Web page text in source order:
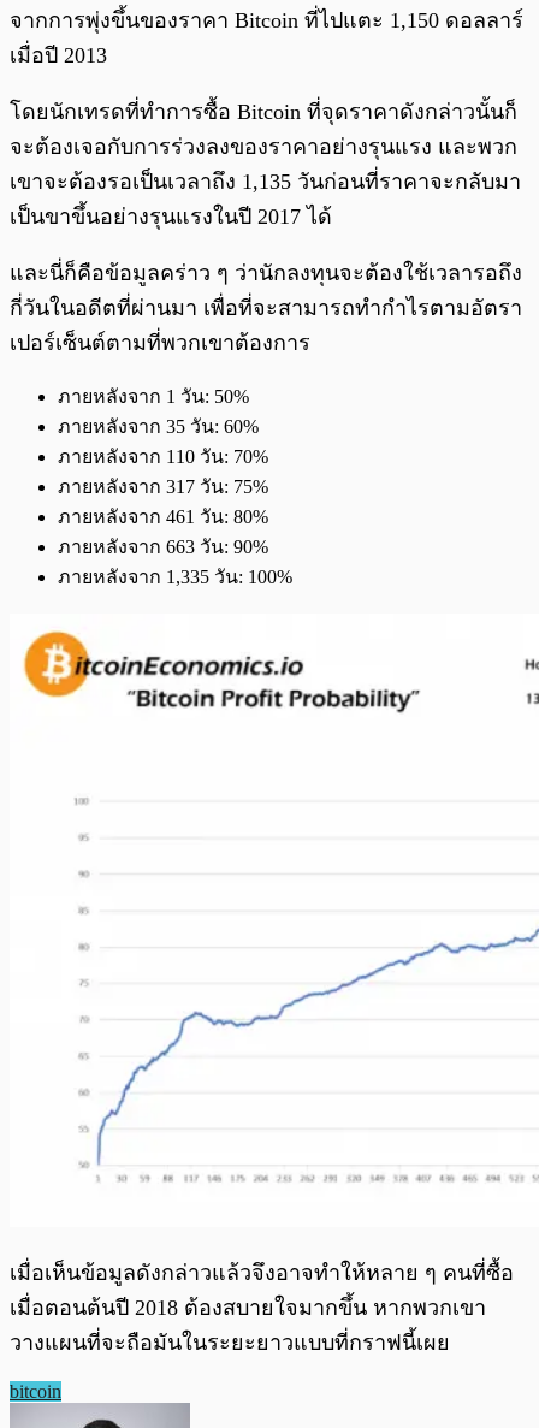
จากการพุ่งขึ้นของราคา Bitcoin ที่ไปแตะ 1,150 ดอลลาร์
เมื่อปี 2013
โดยนักเทรดที่ทำการซื้อ Bitcoin ที่จุดราคาดังกล่าวนั้นก็
จะต้องเจอกับการร่วงลงของราคาอย่างรุนแรง และพวก
เขาจะต้องรอเป็นเวลาถึง 1,135 วันก่อนที่ราคาจะกลับมา
เป็นขาขึ้นอย่างรุนแรงในปี 2017 ได้
และนี่ก็คือข้อมูลคร่าว ๆ ว่านักลงทุนจะต้องใช้เวลารอถึง
กี่วันในอดีตที่ผ่านมา เพื่อที่จะสามารถทำกำไรตามอัตรา
เปอร์เซ็นต์ตามที่พวกเขาต้องการ
ภายหลังจาก 1 วัน: 50%
ภายหลังจาก 35 วัน: 60%
ภายหลังจาก 110 วัน: 70%
ภายหลังจาก 317 วัน: 75%
ภายหลังจาก 461 วัน: 80%
ภายหลังจาก 663 วัน: 90%
ภายหลังจาก 1,335 วัน: 100%
เมื่อเห็นข้อมูลดังกล่าวแล้วจึงอาจทำให้หลาย ๆ คนที่ซื้อ
เมื่อตอนต้นปี 2018 ต้องสบายใจมากขึ้น หากพวกเขา
วางแผนที่จะถือมันในระยะยาวแบบที่กราฟนี้เผย
bitcoin